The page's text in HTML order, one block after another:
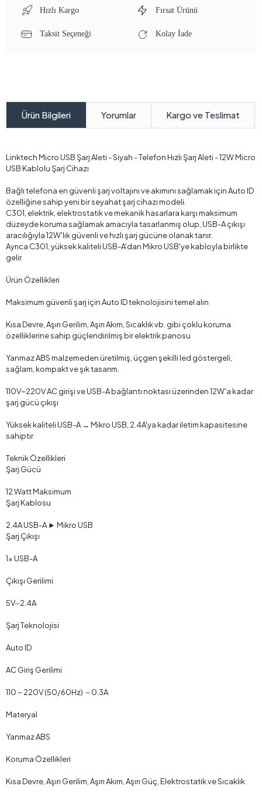
Hızlı Kargo Fırsat Ürünü
Taksit Seçeneği Kolay İade
Ürün Bilgileri Yorumlar Kargo ve Teslimat
Linktech Micro USB Şarj Aleti - Siyah - Telefon Hızlı Şarj Aleti - 12W Micro
USB Kablolu Şarj Cihazı
Bağlı telefona en güvenli şarj voltajını ve akımını sağlamak için Auto ID
özelliğine sahip yeni bir seyahat şarj cihazı modeli.
C301, elektrik, elektrostatik ve mekanik hasarlara karşı maksimum
düzeyde koruma sağlamak amacıyla tasarlanmış olup, USB-A çıkışı
aracılığıyla 12W'lık güvenli ve hızlı şarj gücüne olanak tanır.
Ayrıca C301, yüksek kaliteli USB-A'dan Mikro USB'ye kabloyla birlikte
gelir.
Ürün Özellikleri
Maksimum güvenli şarj için Auto ID teknolojisini temel alın
Kısa Devre, Aşırı Gerilim, Aşırı Akım, Sıcaklık vb. gibi çoklu koruma
özelliklerine sahip güçlendirilmiş bir elektrik panosu
Yanmaz ABS malzemeden üretilmiş, üçgen şekilli led göstergeli,
sağlam, kompakt ve şık tasarım.
110V~220V AC girişi ve USB-A bağlantı noktası üzerinden 12W'a kadar
şarj gücü çıkışı
Yüksek kaliteli USB-A → Mikro USB, 2.4A'ya kadar iletim kapasitesine
sahiptir
Teknik Özellikleri
Şarj Gücü​
12 Watt Maksimum
​Şarj Kablosu
2.4A USB-A ► Mikro USB
Şarj Çıkışı
1x USB-A
Çıkışı Gerilimi
5V⎓2.4A
Şarj Teknolojisi
Auto ID
AC Giriş Gerilimi
110 ~ 220V (50/60Hz) ⎓ 0.3A
Materyal
Yanmaz ABS
Koruma Özellikleri
Kısa Devre, Aşırı Gerilim, Aşırı Akım, Aşırı Güç, Elektrostatik ve Sıcaklık